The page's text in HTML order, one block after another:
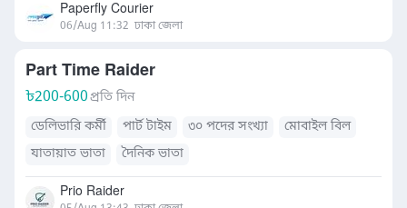
Paperfly Courier
06/Aug 11:32 ঢাকা জেলা
Part Time Raider
৳200-600প্রতি দিন
ডেলিভারি কর্মী
পার্ট টাইম ৩০ পদের সংখ্যা
মোবাইল বিল
যাতায়াত ভাতা
দৈনিক ভাতা
Prio Raider